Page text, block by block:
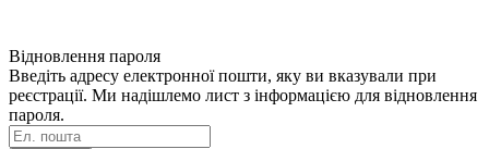
Відновлення пароля
Введіть адресу електронної пошти, яку ви вказували при
реєстрації. Ми надішлемо лист з інформацією для відновлення
пароля.